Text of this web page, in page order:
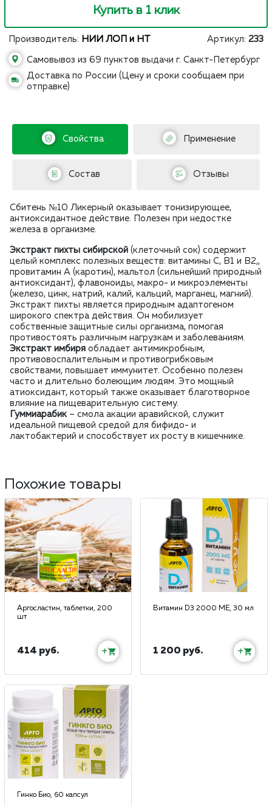
Купить в 1 клик
Производитель: НИИ ЛОП и НТ Артикул: 233
Самовывоз из 69 пунктов выдачи г. Санкт-Петербург
Доставка по России (Цену и сроки сообщаем при
отправке)
Свойства Применение
Состав Отзывы
Сбитень №10 Ликерный оказывает тонизирующее,
антиоксидантное действие. Полезен при недостке
железа в организме.
Экстракт пихты сибирской (клеточный сок) содержит
целый комплекс полезных веществ: витамины С, В1 и В2,,
провитамин А (каротин), мальтол (сильнейший природный
антиоксидант), флавоноиды, макро- и микроэлементы
(железо, цинк, натрий, калий, кальций, марганец, магний).
Экстракт пихты является природным адаптогеном
широкого спектра действия. Он мобилизует
собственные защитные силы организма, помогая
противостоять различным нагрузкам и заболеваниям.
Экстракт имбиря обладает антимикробным,
противовоспалительным и противогрибковым
свойствами, повышает иммунитет. Особенно полезен
часто и длительно болеющим людям. Это мощный
атиоксидант, который также оказывает благотворное
влияние на пищеварительную систему.
Гуммиарабик – смола акации аравийской, служит
идеальной пищевой средой для бифидо- и
лактобактерий и способствует их росту в кишечнике.
Похожие товары
Аргосластин, таблетки, 200
шт
414 руб. +
Витамин D3 2000 МЕ, 30 мл
1 200 руб. +
Гинко Био, 60 капсул